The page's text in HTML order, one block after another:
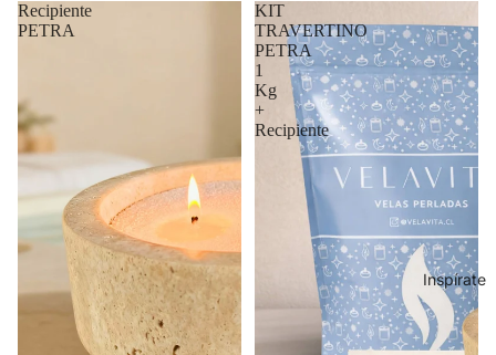
Inspírate
Recipiente
PETRA
KIT
TRAVERTINO
PETRA
1
Kg
+
Recipiente